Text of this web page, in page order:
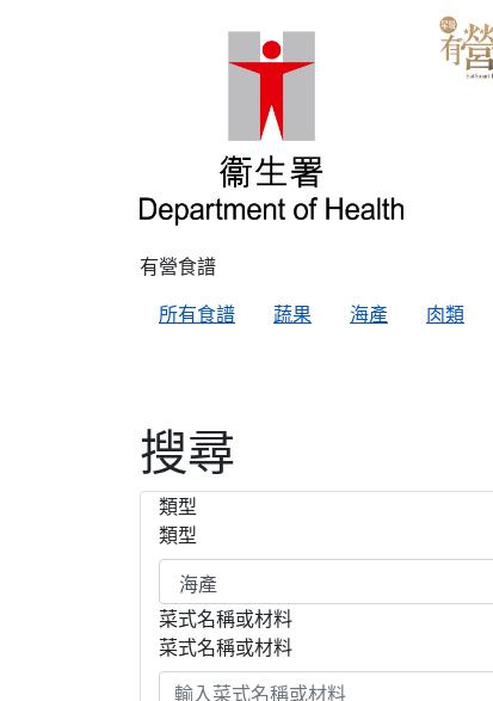
有營食譜
所有食譜
蔬果 海產 肉類
搜尋
類型
類型
菜式名稱或材料
菜式名稱或材料